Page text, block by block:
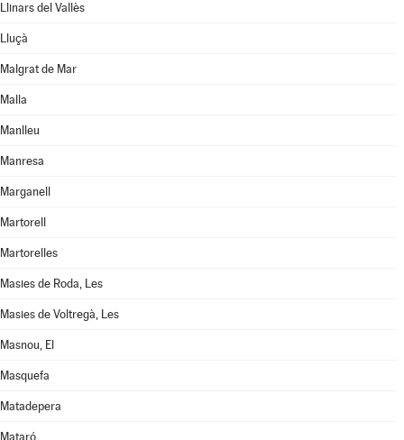
Llinars del Vallès
Lluçà
Malgrat de Mar
Malla
Manlleu
Manresa
Marganell
Martorell
Martorelles
Masies de Roda, Les
Masies de Voltregà, Les
Masnou, El
Masquefa
Matadepera
Mataró